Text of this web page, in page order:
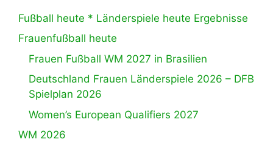
Fußball heute * Länderspiele heute Ergebnisse
Frauenfußball heute
Frauen Fußball WM 2027 in Brasilien
Deutschland Frauen Länderspiele 2026 – DFB
Spielplan 2026
Women’s European Qualifiers 2027
WM 2026